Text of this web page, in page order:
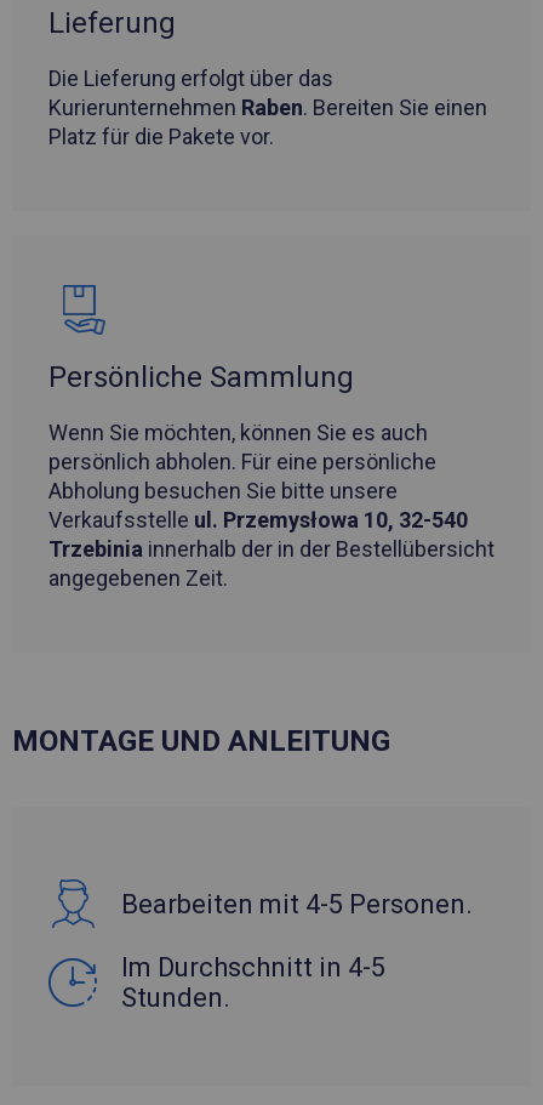
Lieferung
Die Lieferung erfolgt über das
Kurierunternehmen Raben. Bereiten Sie einen
Platz für die Pakete vor.
Persönliche Sammlung
Wenn Sie möchten, können Sie es auch
persönlich abholen. Für eine persönliche
Abholung besuchen Sie bitte unsere
Verkaufsstelle ul. Przemysłowa 10, 32-540
Trzebinia innerhalb der in der Bestellübersicht
angegebenen Zeit.
MONTAGE UND ANLEITUNG
Bearbeiten mit 4-5 Personen.
Im Durchschnitt in 4-5
Stunden.